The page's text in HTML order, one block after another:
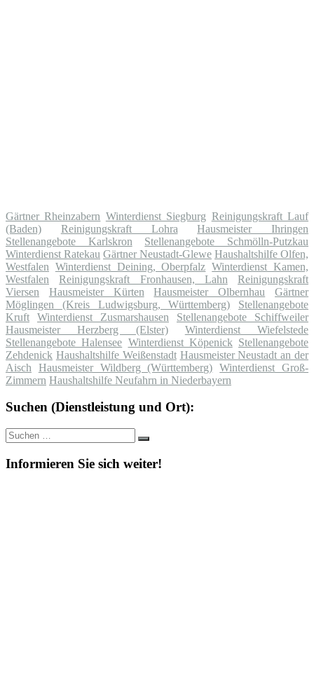
Gärtner Rheinzabern Winterdienst Siegburg Reinigungskraft Lauf
(Baden)
Reinigungskraft Lohra
Hausmeister Ihringen
Stellenangebote Karlskron
Stellenangebote Schmölln-Putzkau
Winterdienst Ratekau Gärtner Neustadt-Glewe Haushaltshilfe Olfen,
Westfalen Winterdienst Deining, Oberpfalz Winterdienst Kamen,
Westfalen
Reinigungskraft Fronhausen, Lahn
Reinigungskraft
Viersen
Hausmeister Kürten Hausmeister Olbernhau
Gärtner
Möglingen (Kreis Ludwigsburg, Württemberg)
Stellenangebote
Kruft
Winterdienst Zusmarshausen
Stellenangebote Schiffweiler
Hausmeister Herzberg (Elster)
Winterdienst Wiefelstede
Stellenangebote Halensee Winterdienst Köpenick Stellenangebote
Zehdenick Haushaltshilfe Weißenstadt Hausmeister Neustadt an der
Aisch
Hausmeister Wildberg (Württemberg)
Winterdienst Groß-
Zimmern Haushaltshilfe Neufahrn in Niederbayern
Suchen (Dienstleistung und Ort):
Suche
nach:
Suchen
Informieren Sie sich weiter!